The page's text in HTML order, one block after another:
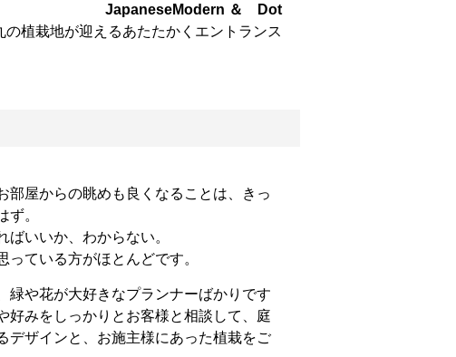
JapaneseModern ＆ Dot
の植栽地が迎えるあたたかくエントランス
部屋からの眺めも良くなることは、きっ
ず。
ばいいか、わからない。
っている方がほとんどです。
緑や花が大好きなプランナーばかりです
好みをしっかりとお客様と相談して、庭
デザインと、お施主様にあった植栽をご